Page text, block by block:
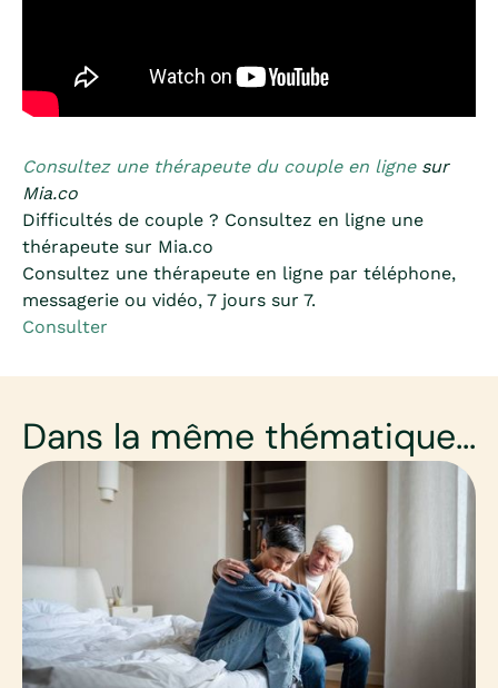
Consultez une thérapeute du couple en lignesur
Mia.co
Difficultés de couple ? Consultez en ligne une
thérapeute sur Mia.co
Consultez une thérapeute en ligne par téléphone,
messagerie ou vidéo, 7 jours sur 7.
Consulter
Dans la même thématique...